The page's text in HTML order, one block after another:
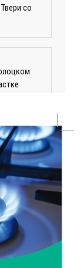
со
округе
обед